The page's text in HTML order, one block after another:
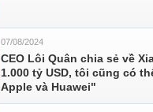
07/08/2024
CEO Lôi Quân chia sẻ về
1.000 tỷ USD, tôi cũng có
Apple và Huawei"